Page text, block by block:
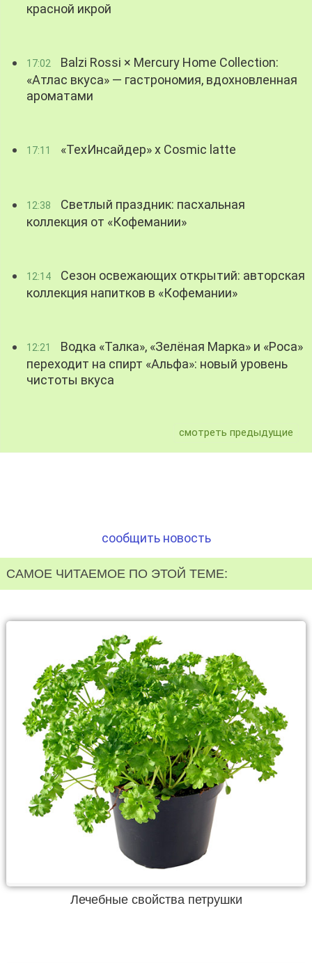
красной икрой
17:02
Balzi Rossi × Mercury Home Collection:
«Атлас вкуса» — гастрономия, вдохновленная
ароматами
17:11 «ТехИнсайдер» х Cosmic latte
12:38
Светлый праздник: пасхальная
коллекция от «Кофемании»
12:14
Сезон освежающих открытий: авторская
коллекция напитков в «Кофемании»
12:21
Водка «Талка», «Зелёная Марка» и «Роса»
переходит на спирт «Альфа»: новый уровень
чистоты вкуса
смотреть предыдущие
сообщить новость
САМОЕ ЧИТАЕМОЕ ПО ЭТОЙ ТЕМЕ:
Лечебные свойства петрушки